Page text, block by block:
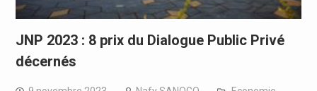
JNP 2023 : 8 prix du Dialogue Public Privé
décernés